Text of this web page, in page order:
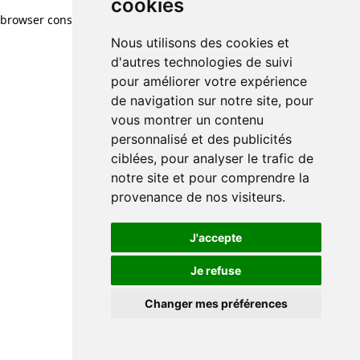
cookies
Nous utilisons des cookies et
d'autres technologies de suivi
pour améliorer votre expérience
de navigation sur notre site, pour
vous montrer un contenu
personnalisé et des publicités
ciblées, pour analyser le trafic de
notre site et pour comprendre la
provenance de nos visiteurs.
J'accepte
Je refuse
Changer mes préférences
browser console for more information)